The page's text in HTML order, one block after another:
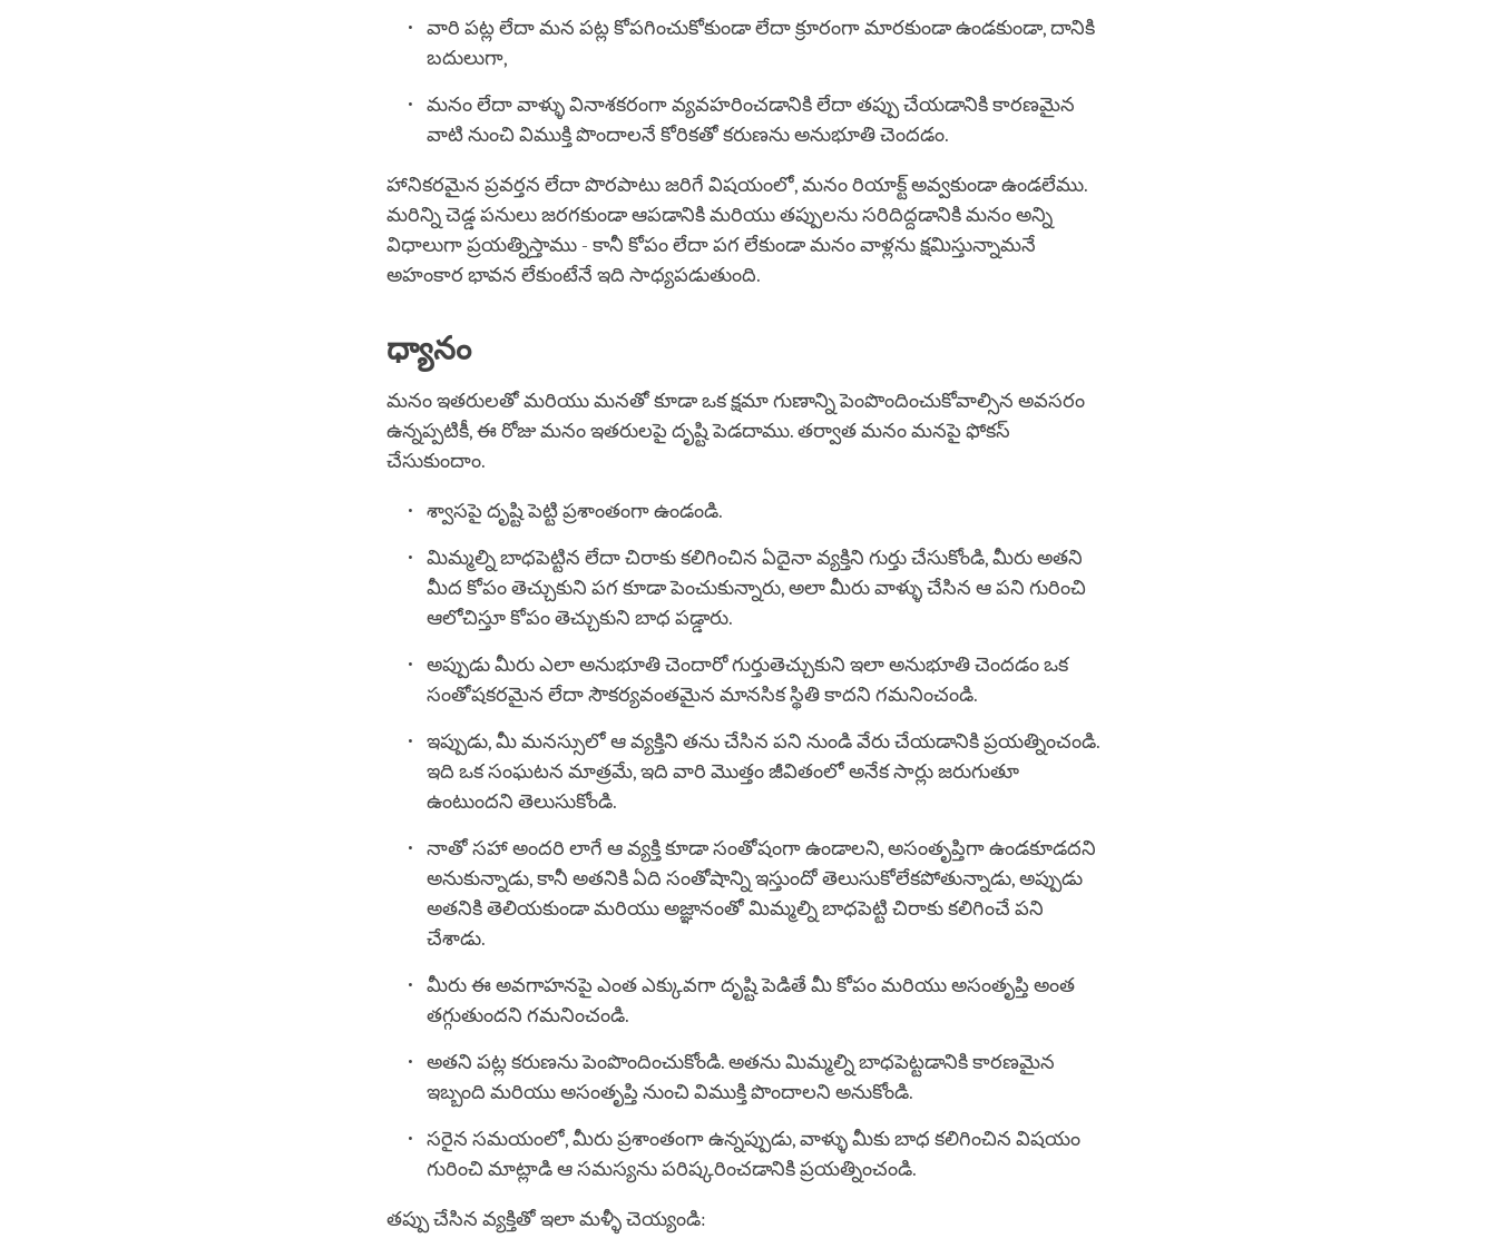
వారి పట్ల లేదా మన పట్ల కోపగించుకోకుండా లేదా క్రూరంగా మారకుండా ఉండకుండా, దానికి
బదులుగా,
మనం లేదా వాళ్ళు వినాశకరంగా వ్యవహరించడానికి లేదా తప్పు చేయడానికి కారణమైన
వాటి నుంచి విముక్తి పొందాలనే కోరికతో కరుణను అనుభూతి చెందడం.
హానికరమైన ప్రవర్తన లేదా పొరపాటు జరిగే విషయంలో, మనం రియాక్ట్ అవ్వకుండా ఉండలేము.
మరిన్ని చెడ్డ పనులు జరగకుండా ఆపడానికి మరియు తప్పులను సరిదిద్దడానికి మనం అన్ని
విధాలుగా ప్రయత్నిస్తాము - కానీ కోపం లేదా పగ లేకుండా మనం వాళ్లను క్షమిస్తున్నామనే
అహంకార భావన లేకుంటేనే ఇది సాధ్యపడుతుంది.
ధ్యానం
మనం ఇతరులతో మరియు మనతో కూడా ఒక క్షమా గుణాన్ని పెంపొందించుకోవాల్సిన అవసరం
ఉన్నప్పటికీ, ఈ రోజు మనం ఇతరులపై దృష్టి పెడదాము. తర్వాత మనం మనపై ఫోకస్
చేసుకుందాం.
శ్వాసపై దృష్టి పెట్టి ప్రశాంతంగా ఉండండి.
మిమ్మల్ని బాధపెట్టిన లేదా చిరాకు కలిగించిన ఏదైనా వ్యక్తిని గుర్తు చేసుకోండి, మీరు అతని
మీద కోపం తెచ్చుకుని పగ కూడా పెంచుకున్నారు, అలా మీరు వాళ్ళు చేసిన ఆ పని గురించి
ఆలోచిస్తూ కోపం తెచ్చుకుని బాధ పడ్డారు.
అప్పుడు మీరు ఎలా అనుభూతి చెందారో గుర్తుతెచ్చుకుని ఇలా అనుభూతి చెందడం ఒక
సంతోషకరమైన లేదా సౌకర్యవంతమైన మానసిక స్థితి కాదని గమనించండి.
ఇప్పుడు, మీ మనస్సులో ఆ వ్యక్తిని తను చేసిన పని నుండి వేరు చేయడానికి ప్రయత్నించండి.
ఇది ఒక సంఘటన మాత్రమే, ఇది వారి మొత్తం జీవితంలో అనేక సార్లు జరుగుతూ
ఉంటుందని తెలుసుకోండి.
నాతో సహా అందరి లాగే ఆ వ్యక్తి కూడా సంతోషంగా ఉండాలని, అసంతృప్తిగా ఉండకూడదని
అనుకున్నాడు, కానీ అతనికి ఏది సంతోషాన్ని ఇస్తుందో తెలుసుకోలేకపోతున్నాడు, అప్పుడు
అతనికి తెలియకుండా మరియు అజ్ఞానంతో మిమ్మల్ని బాధపెట్టి చిరాకు కలిగించే పని
చేశాడు.
మీరు ఈ అవగాహనపై ఎంత ఎక్కువగా దృష్టి పెడితే మీ కోపం మరియు అసంతృప్తి అంత
తగ్గుతుందని గమనించండి.
అతని పట్ల కరుణను పెంపొందించుకోండి. అతను మిమ్మల్ని బాధపెట్టడానికి కారణమైన
ఇబ్బంది మరియు అసంతృప్తి నుంచి విముక్తి పొందాలని అనుకోండి.
సరైన సమయంలో, మీరు ప్రశాంతంగా ఉన్నప్పుడు, వాళ్ళు మీకు బాధ కలిగించిన విషయం
గురించి మాట్లాడి ఆ సమస్యను పరిష్కరించడానికి ప్రయత్నించండి.
తప్పు చేసిన వ్యక్తితో ఇలా మళ్ళీ చెయ్యండి: